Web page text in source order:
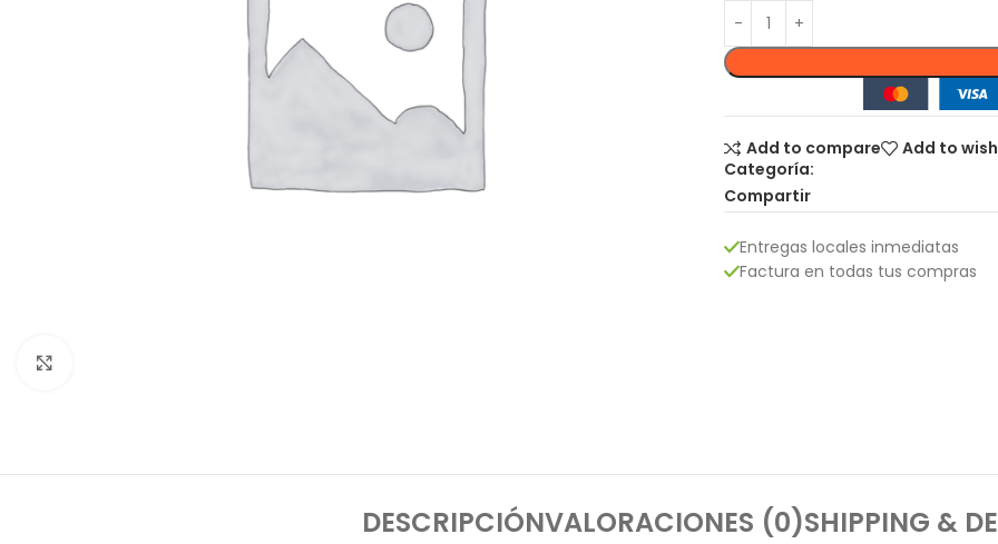
Add to compare
Add to
Categoría:
Compartir
Entregas locales inmediatas
Factura en todas tus compras
DESCRIPCIÓNVALORACIONES (0)SHIPPING &